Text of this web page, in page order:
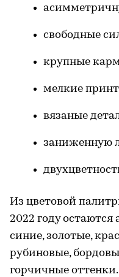
свободные
крупные
мелкие
вязаные
заниженную
Из цветовой
2022 году
синие, золотые,
рубиновые,
горчичные